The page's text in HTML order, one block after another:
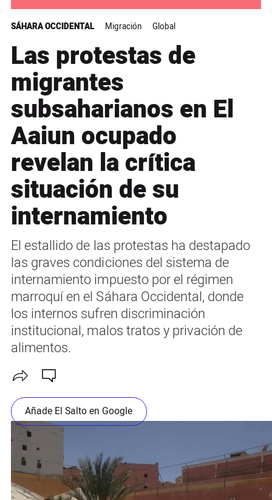
SÁHARA OCCIDENTAL Migración Global
Las protestas de
migrantes
subsaharianos en El
Aaiun ocupado
revelan la crítica
situación de su
internamiento
El estallido de las protestas ha destapado
las graves condiciones del sistema de
internamiento impuesto por el régimen
marroquí en el Sáhara Occidental, donde
los internos sufren discriminación
institucional, malos tratos y privación de
alimentos.
Añade El Salto en Google